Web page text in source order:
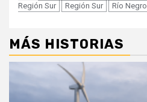
Región Sur
Región Sur Río Negro
MÁS HISTORIAS